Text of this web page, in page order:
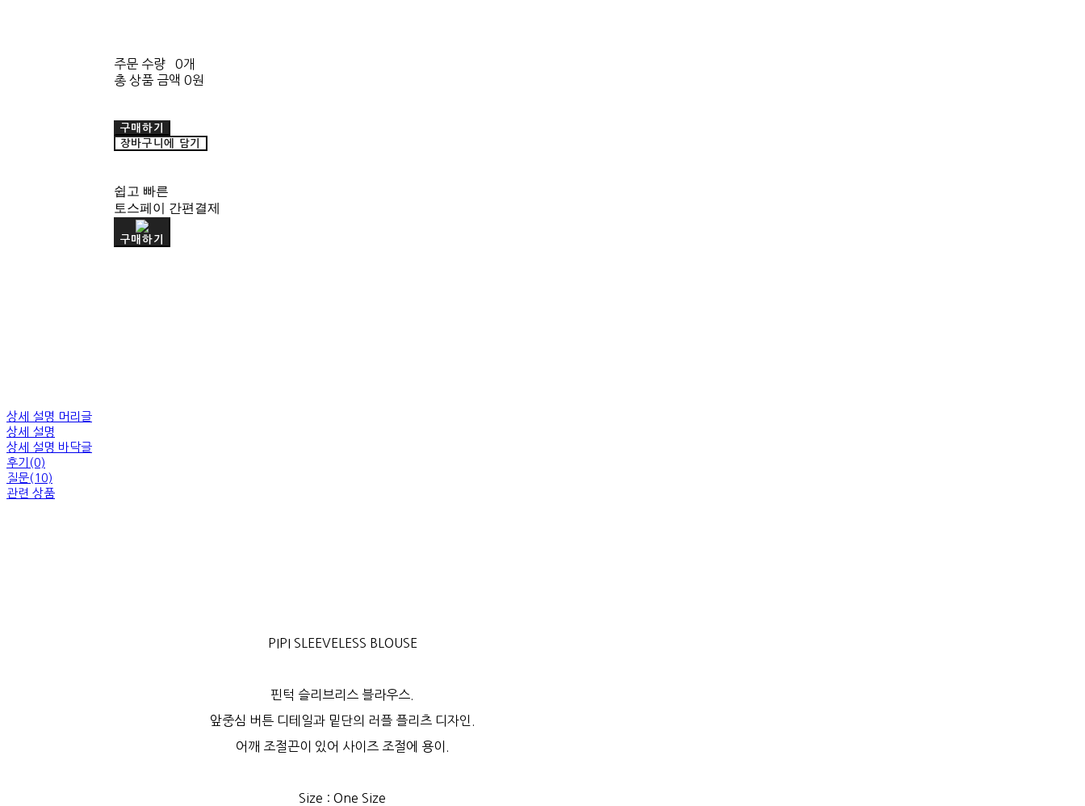
주문 수량
0개
총 상품 금액 0원
구매하기
장바구니에 담기
쉽고 빠른
토스페이 간편결제
구매하기
상세 설명 머리글
상세 설명
상세 설명 바닥글
후기(0)
질문(10)
관련 상품
PIPI SLEEVELESS BLOUSE
핀턱 슬리브리스 블라우스.
앞중심 버튼 디테일과 밑단의 러플 플리츠 디자인.
어깨 조절끈이 있어 사이즈 조절에 용이.
Size : One Size